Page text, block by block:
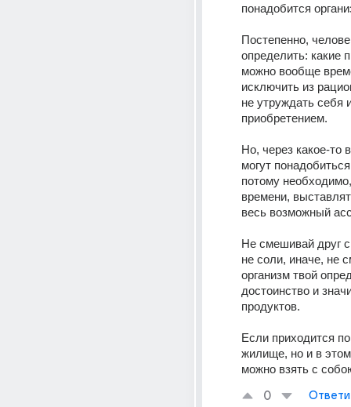
понадобится
Постепенно,
определить: какие
можно вообще
исключить из
не утруждать себя
приобретением.
Но, через какое-то
могут
потому
времени,
весь возможный
Не смешивай друг
не соли, иначе, не
организм твой
достоинство и
продуктов.
Если приходится
жилище, но и в
можно взять с
0